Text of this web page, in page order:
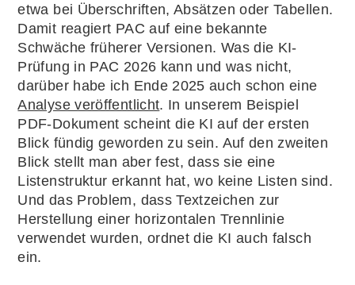
etwa bei Überschriften, Absätzen oder Tabellen.
Damit reagiert PAC auf eine bekannte
Schwäche früherer Versionen. Was die KI-
Prüfung in PAC 2026 kann und was nicht,
darüber habe ich Ende 2025 auch schon eine
Analyse veröffentlicht. In unserem Beispiel
PDF-Dokument scheint die KI auf der ersten
Blick fündig geworden zu sein. Auf den zweiten
Blick stellt man aber fest, dass sie eine
Listenstruktur erkannt hat, wo keine Listen sind.
Und das Problem, dass Textzeichen zur
Herstellung einer horizontalen Trennlinie
verwendet wurden, ordnet die KI auch falsch
ein.